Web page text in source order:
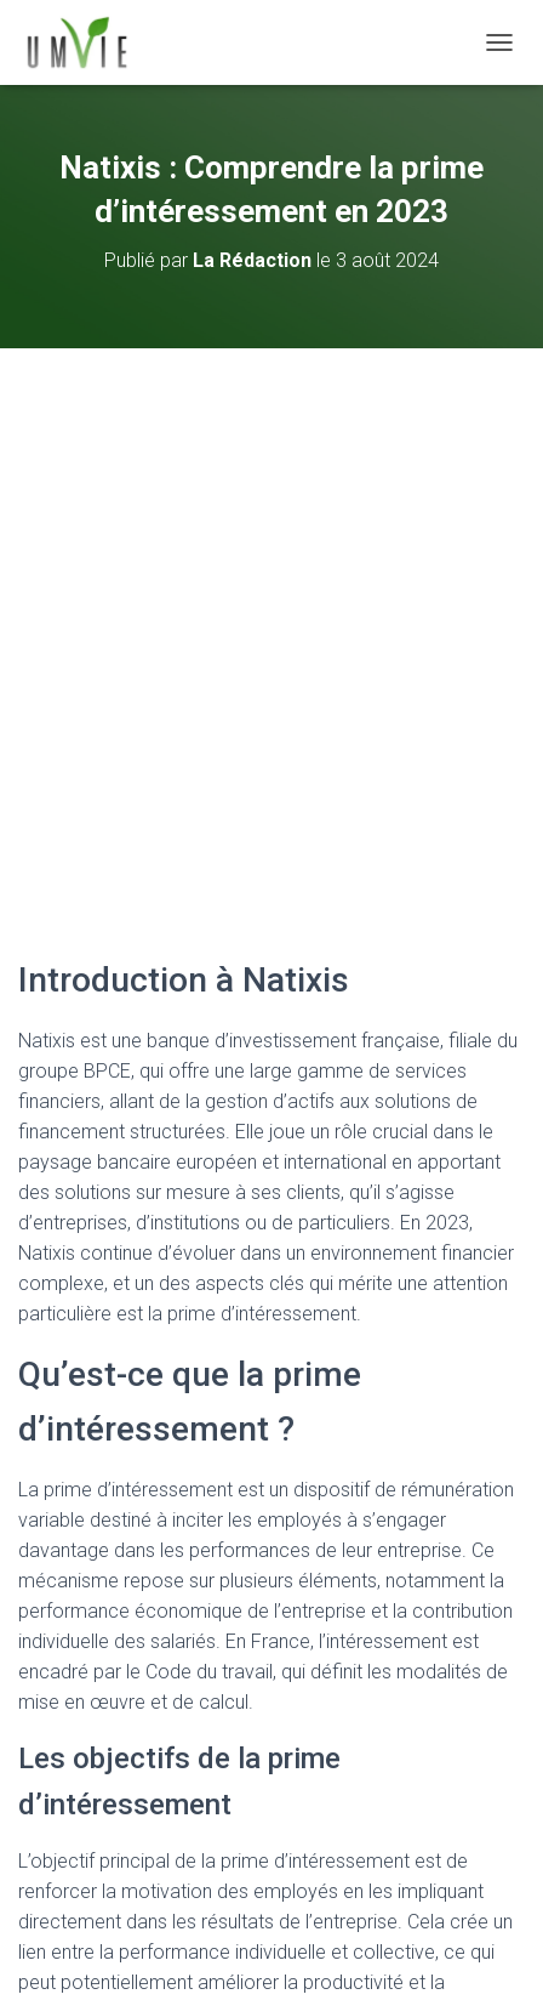
Natixis : Comprendre la prime
d’intéressement en 2023
Publié par La Rédaction le 3 août 2024
Introduction à Natixis
Natixis est une banque d’investissement française, filiale du
groupe BPCE, qui offre une large gamme de services
financiers, allant de la gestion d’actifs aux solutions de
financement structurées. Elle joue un rôle crucial dans le
paysage bancaire européen et international en apportant
des solutions sur mesure à ses clients, qu’il s’agisse
d’entreprises, d’institutions ou de particuliers. En 2023,
Natixis continue d’évoluer dans un environnement financier
complexe, et un des aspects clés qui mérite une attention
particulière est la prime d’intéressement.
Qu’est-ce que la prime
d’intéressement ?
La prime d’intéressement est un dispositif de rémunération
variable destiné à inciter les employés à s’engager
davantage dans les performances de leur entreprise. Ce
mécanisme repose sur plusieurs éléments, notamment la
performance économique de l’entreprise et la contribution
individuelle des salariés. En France, l’intéressement est
encadré par le Code du travail, qui définit les modalités de
mise en œuvre et de calcul.
Les objectifs de la prime
d’intéressement
L’objectif principal de la prime d’intéressement est de
renforcer la motivation des employés en les impliquant
directement dans les résultats de l’entreprise. Cela crée un
lien entre la performance individuelle et collective, ce qui
peut potentiellement améliorer la productivité et la